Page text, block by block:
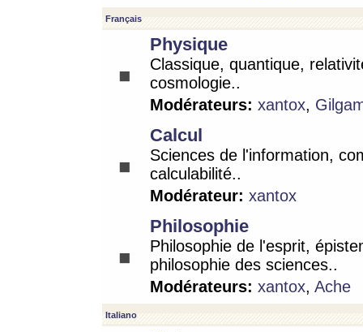
Français
Physique
Classique, quantique,
cosmologie..
Modérateurs: xantox,
Calcul
Sciences de l'information,
calculabilité..
Modérateur: xantox
Philosophie
Philosophie de l'esprit,
philosophie des sciences..
Modérateurs: xantox, Ache
Italiano